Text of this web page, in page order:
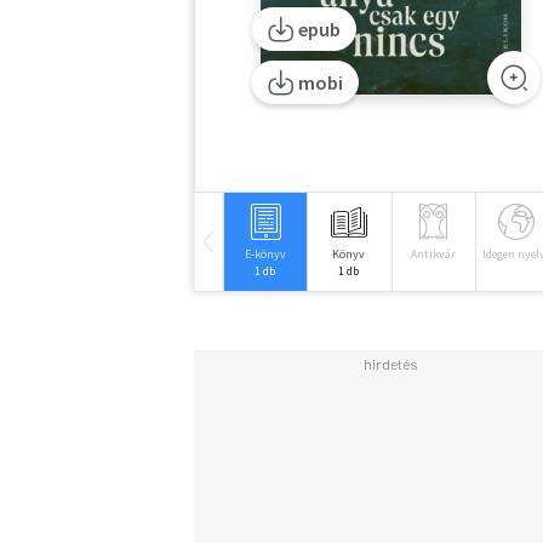
epub
mobi
E-könyv
1 db
Könyv
1 db
Antikvár Idegen